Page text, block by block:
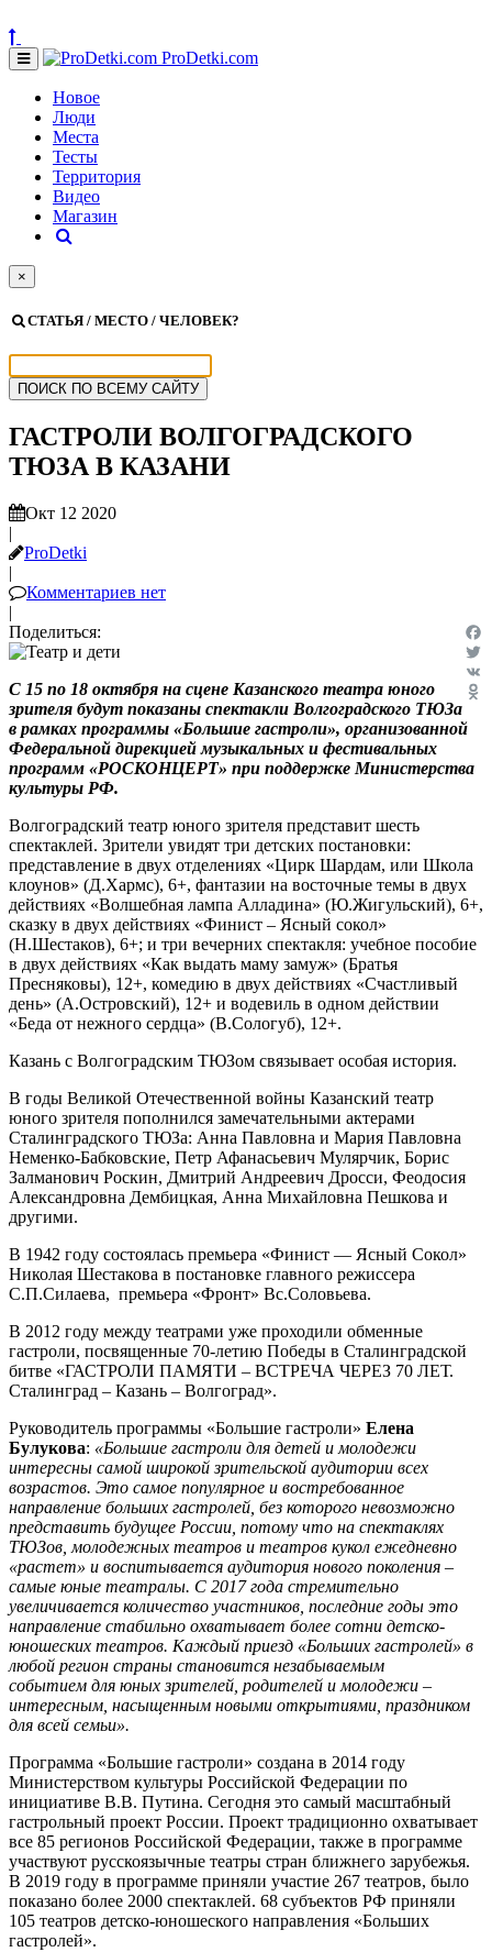
ProDetki.com
Новое
Люди
Места
Тесты
Территория
Видео
Магазин
×
СТАТЬЯ / МЕСТО / ЧЕЛОВЕК?
ГАСТРОЛИ ВОЛГОГРАДСКОГО
ТЮЗА В КАЗАНИ
Окт 12 2020
|
ProDetki
|
Комментариев нет
|
Поделиться:
VK
С 15 по 18 октября на сцене Казанского театра юного
зрителя будут показаны спектакли Волгоградского ТЮЗа
в рамках программы «Большие гастроли», организованной
Федеральной дирекцией музыкальных и фестивальных
программ «РОСКОНЦЕРТ» при поддержке Министерства
культуры РФ.
Волгоградский театр юного зрителя представит шесть
спектаклей. Зрители увидят три детских постановки:
представление в двух отделениях «Цирк Шардам, или Школа
клоунов» (Д.Хармс), 6+, фантазии на восточные темы в двух
действиях «Волшебная лампа Алладина» (Ю.Жигульский), 6+,
сказку в двух действиях «Финист – Ясный сокол»
(Н.Шестаков), 6+; и три вечерних спектакля: учебное пособие
в двух действиях «Как выдать маму замуж» (Братья
Пресняковы), 12+, комедию в двух действиях «Счастливый
день» (А.Островский), 12+ и водевиль в одном действии
«Беда от нежного сердца» (В.Сологуб), 12+.
Казань с Волгоградским ТЮЗом связывает особая история.
В годы Великой Отечественной войны Казанский театр
юного зрителя пополнился замечательными актерами
Сталинградского ТЮЗа: Анна Павловна и Мария Павловна
Неменко-Бабковские, Петр Афанасьевич Мулярчик, Борис
Залманович Роскин, Дмитрий Андреевич Дросси, Феодосия
Александровна Дембицкая, Анна Михайловна Пешкова и
другими.
В 1942 году состоялась премьера «Финист — Ясный Сокол»
Николая Шестакова в постановке главного режиссера
С.П.Силаева, премьера «Фронт» Вс.Соловьева.
В 2012 году между театрами уже проходили обменные
гастроли, посвященные 70-летию Победы в Сталинградской
битве «ГАСТРОЛИ ПАМЯТИ – ВСТРЕЧА ЧЕРЕЗ 70 ЛЕТ.
Сталинград – Казань – Волгоград».
Руководитель программы «Большие гастроли» Елена
Булукова: «Большие гастроли для детей и молодежи
интересны самой широкой зрительской аудитории всех
возрастов. Это самое популярное и востребованное
направление больших гастролей, без которого невозможно
представить будущее России, потому что на спектаклях
ТЮЗов, молодежных театров и театров кукол ежедневно
«растет» и воспитывается аудитория нового поколения –
самые юные театралы. С 2017 года стремительно
увеличивается количество участников, последние годы это
направление стабильно охватывает более сотни детско-
юношеских театров. Каждый приезд «Больших гастролей» в
любой регион страны становится незабываемым
событием для юных зрителей, родителей и молодежи –
интересным, насыщенным новыми открытиями, праздником
для всей семьи».
Программа «Большие гастроли» создана в 2014 году
Министерством культуры Российской Федерации по
инициативе В.В. Путина. Сегодня это самый масштабный
гастрольный проект России. Проект традиционно охватывает
все 85 регионов Российской Федерации, также в программе
участвуют русскоязычные театры стран ближнего зарубежья.
В 2019 году в программе приняли участие 267 театров, было
показано более 2000 спектаклей. 68 субъектов РФ приняли
105 театров детско-юношеского направления «Больших
гастролей».